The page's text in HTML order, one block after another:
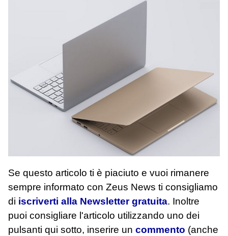
Se questo articolo ti è piaciuto e vuoi rimanere
sempre informato con Zeus News ti consigliamo
di iscriverti alla Newsletter gratuita. Inoltre
puoi consigliare l'articolo utilizzando uno dei
pulsanti qui sotto, inserire un commento (anche